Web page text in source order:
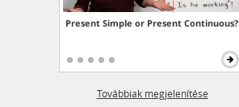
Present Simple or Present Continuous?
Továbbiak megjelenítése